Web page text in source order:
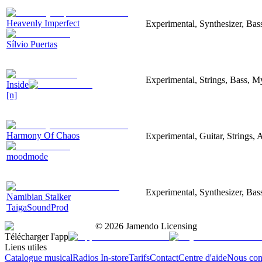
Heavenly Imperfect
Sílvio Puertas
Experimental, Synthesizer,
Inside
[n]
Experimental, Strings, Bass,
Harmony Of Chaos
moodmode
Experimental, Guitar, Strings,
Namibian Stalker
TaigaSoundProd
Experimental, Synthesizer,
© 2026 Jamendo Licensing
Télécharger l'app
Liens utiles
Catalogue musicalRadios In-storeTarifsContactCentre d'aideNous